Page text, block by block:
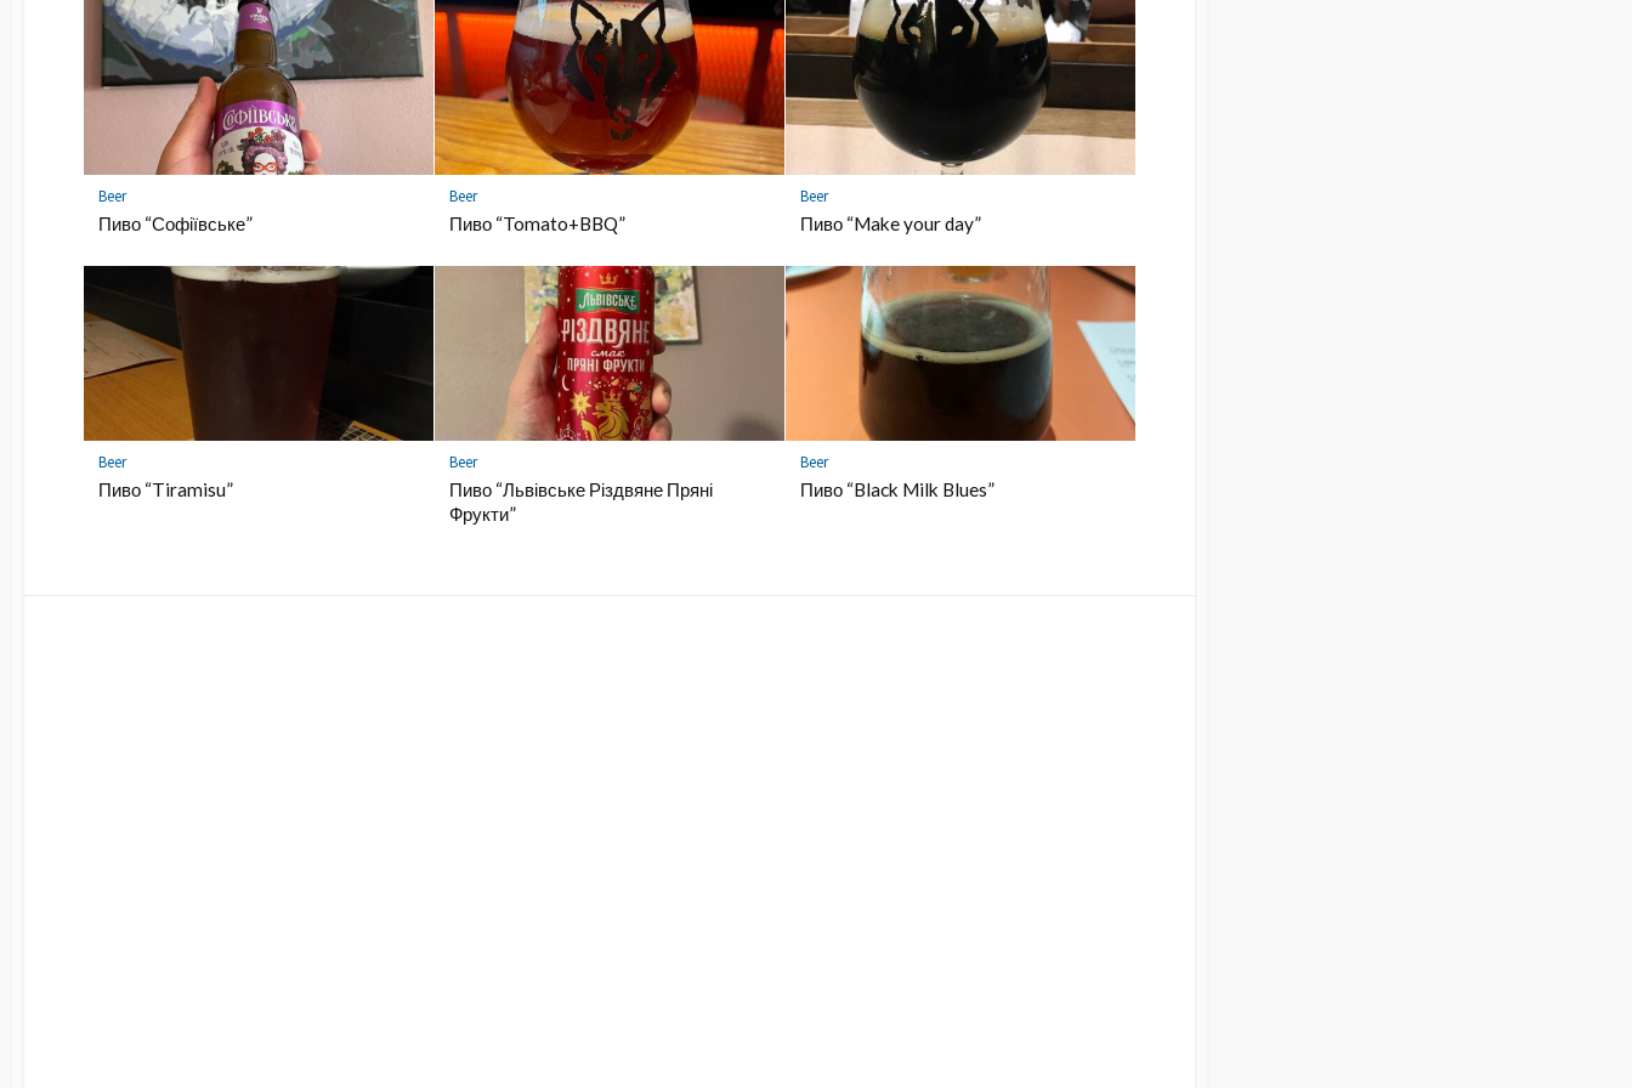
Beer
Пиво “Софіївське”
Beer
Пиво “Tomato+BBQ”
Beer
Пиво “Make your day”
Beer
Пиво “Tiramisu”
Beer
Пиво “Львівське Різдвяне Пряні
Фрукти”
Beer
Пиво “Black Milk Blues”